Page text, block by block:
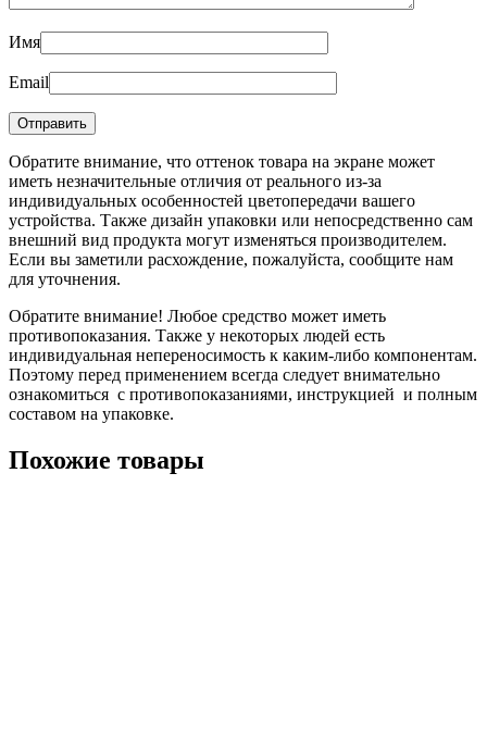
Имя
Email
Обратите внимание, что оттенок товара на экране может
иметь незначительные отличия от реального из-за
индивидуальных особенностей цветопередачи вашего
устройства. Также дизайн упаковки или непосредственно сам
внешний вид продукта могут изменяться производителем.
Если вы заметили расхождение, пожалуйста, сообщите нам
для уточнения.
Обратите внимание! Любое средство может иметь
противопоказания. Также у некоторых людей есть
индивидуальная непереносимость к каким-либо компонентам.
Поэтому перед применением всегда следует внимательно
ознакомиться с противопоказаниями, инструкцией и полным
составом на упаковке.
Похожие товары